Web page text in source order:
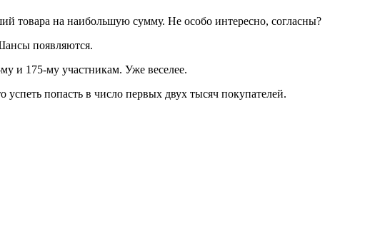
товара на наибольшую сумму. Не особо интересно, согласны?
появляются.
и 175-му участникам. Уже веселее.
попасть в число первых двух тысяч покупателей.